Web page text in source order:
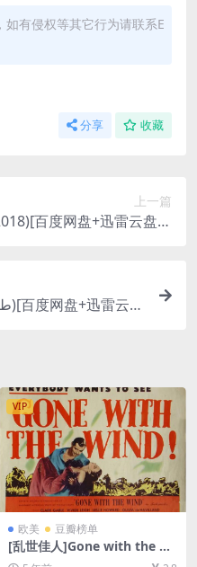
有侵权等其它行为请联系E
分享 收藏
上一篇
百度网盘+迅雷云盘资
VIP
欧美 豆瓣榜单
[乱世佳人]Gone with the Wi
nd (1939)[百度网盘+迅雷云